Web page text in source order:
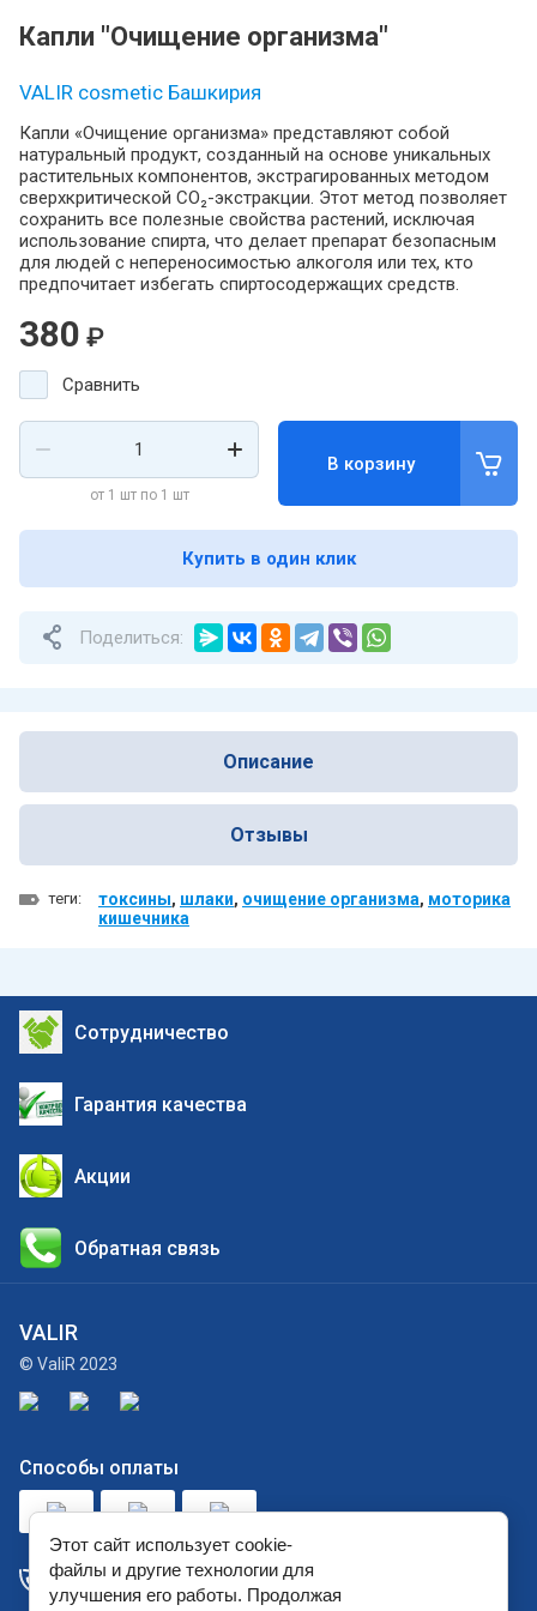
Капли "Очищение организма"
VALIR cosmetic Башкирия
Капли «Очищение организма» представляют собой
натуральный продукт, созданный на основе уникальных
растительных компонентов, экстрагированных методом
сверхкритической CO₂-экстракции. Этот метод позволяет
сохранить все полезные свойства растений, исключая
использование спирта, что делает препарат безопасным
для людей с непереносимостью алкоголя или тех, кто
предпочитает избегать спиртосодержащих средств.
380 ₽
Сравнить
от 1 шт по 1 шт
В корзину
Купить в один клик
Поделиться:
Описание
Отзывы
теги: токсины, шлаки, очищение организма, моторика
кишечника
Сотрудничество
Гарантия качества
Акции
Обратная связь
VALIR
© ValiR 2023
Способы оплаты
+7 (927) 309-07-28
Этот сайт использует cookie-
файлы и другие технологии для
улучшения его работы. Продолжая